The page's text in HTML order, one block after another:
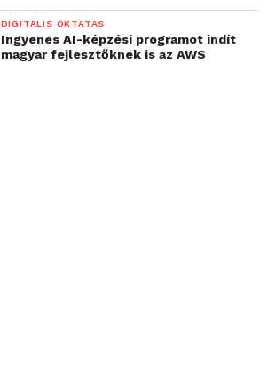
DIGITÁLIS OKTATÁS
Ingyenes AI-képzési programot indít
magyar fejlesztőknek is az AWS